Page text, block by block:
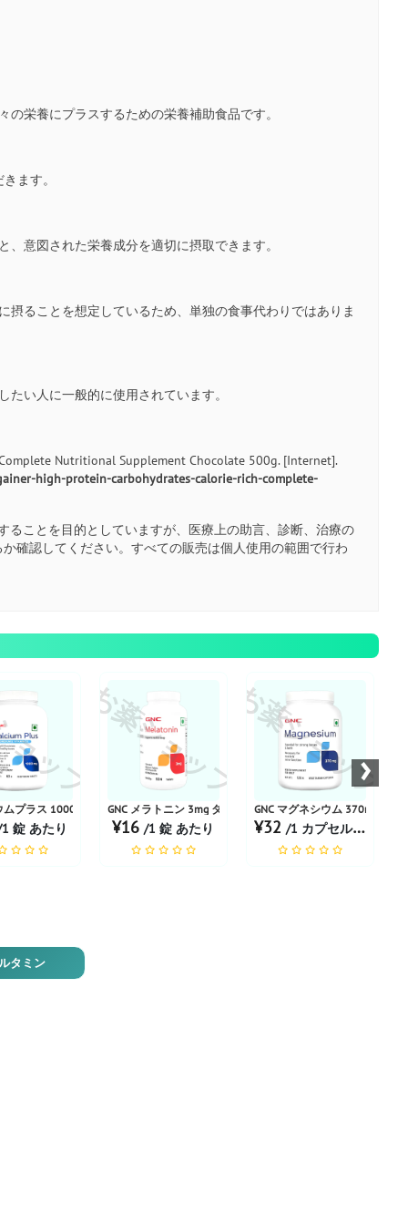
栄養にプラスするための栄養補助食品です。
ます。
意図された栄養成分を適切に摂取できます。
ることを想定しているため、単独の食事代わりではありま
い人に一般的に使用されています。
Nutritional Supplement Chocolate 500g. [Internet].
high-protein-carbohydrates-calorie-rich-complete-
ことを目的としていますが、医療上の助言、診断、治療の
確認してください。すべての販売は個人使用の範囲で行わ
ップ
プラス 1000mg
錠 あたり
お薬ショップ
GNC メラトニン 3mg タブレット
¥16/1 錠 あたり
お薬ショップ
GNC マグネシウム 370mg カプ
¥32 /1 カプセル あたり
›
タミン